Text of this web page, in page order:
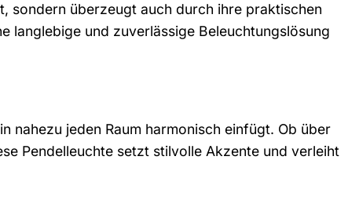
sondern überzeugt auch durch ihre praktischen
langlebige und zuverlässige Beleuchtungslösung
nahezu jeden Raum harmonisch einfügt. Ob über
Pendelleuchte setzt stilvolle Akzente und verleiht